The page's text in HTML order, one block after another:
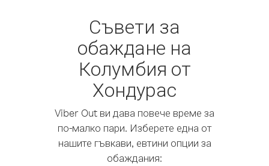
Съвети за
обаждане на
Колумбия от
Хондурас
Viber Out ви дава повече време за
по-малко пари. Изберете една от
нашите гъвкави, евтини опции за
обаждания: